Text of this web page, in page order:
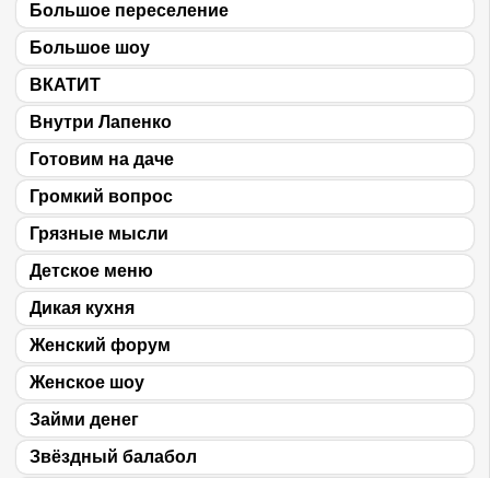
Большое переселение
Большое шоу
ВКАТИТ
Внутри Лапенко
Готовим на даче
Громкий вопрос
Грязные мысли
Детское меню
Дикая кухня
Женский форум
Женское шоу
Займи денег
Звёздный балабол